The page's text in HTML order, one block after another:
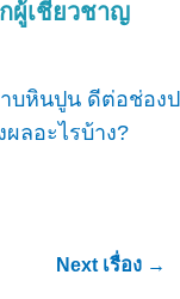
ผู้เชี่ยวชาญ
Next เรื่อง →